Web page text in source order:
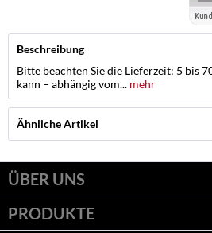
Beschreibung
Bitte beachten Sie die Lieferzeit: 5 bis
kann – abhängig vom... mehr
Ähnliche Artikel
ÜBER UNS
PRODUKTE